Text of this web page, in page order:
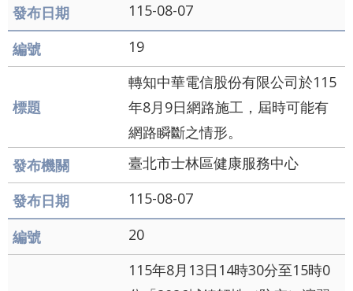
115-08-07
19
轉知中華電信股份有限公司於115
年8月9日網路施工，屆時可能有
網路瞬斷之情形。
臺北市士林區健康服務中心
115-08-07
20
115年8月13日14時30分至15時0